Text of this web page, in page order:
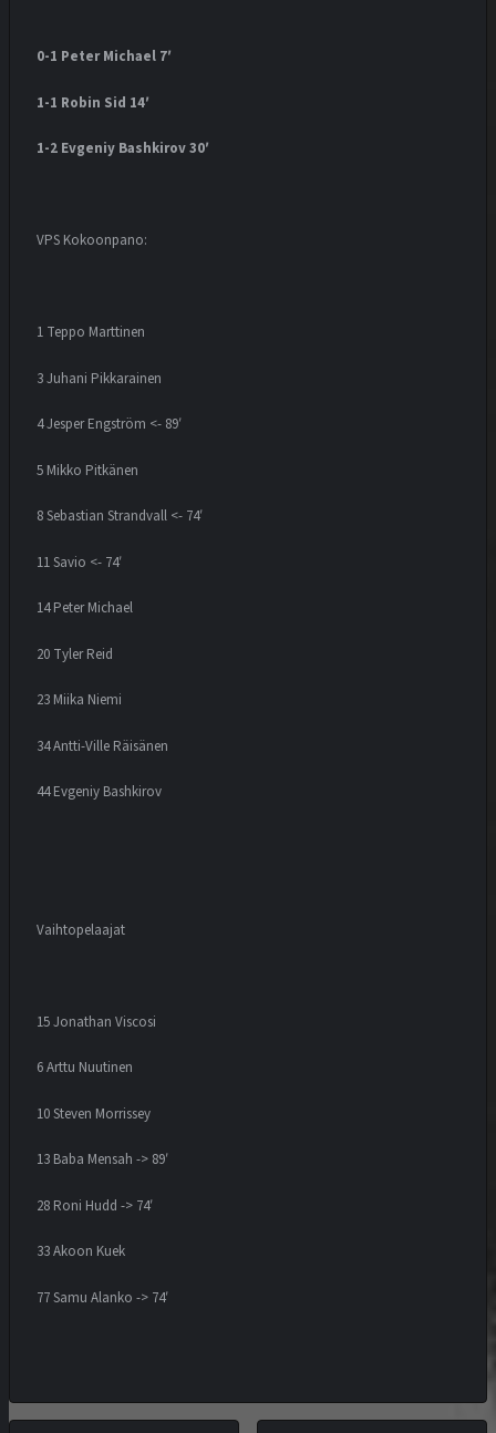
0-1 Peter Michael 7′
1-1 Robin Sid 14′
1-2 Evgeniy Bashkirov 30′
VPS Kokoonpano:
1 Teppo Marttinen
3 Juhani Pikkarainen
4 Jesper Engström <- 89′
5 Mikko Pitkänen
8 Sebastian Strandvall <- 74′
11 Savio <- 74′
14 Peter Michael
20 Tyler Reid
23 Miika Niemi
34 Antti-Ville Räisänen
44 Evgeniy Bashkirov
Vaihtopelaajat
15 Jonathan Viscosi
6 Arttu Nuutinen
10 Steven Morrissey
13 Baba Mensah -> 89′
28 Roni Hudd -> 74′
33 Akoon Kuek
77 Samu Alanko -> 74′